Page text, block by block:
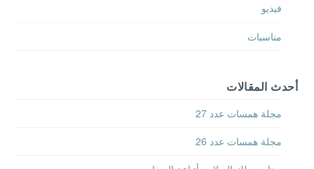
فيديو
مناسبات
أحدث المقالات
مجلة همسات عدد 27
مجلة همسات عدد 26